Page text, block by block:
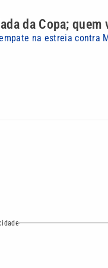
da Copa; quem
na estreia contra